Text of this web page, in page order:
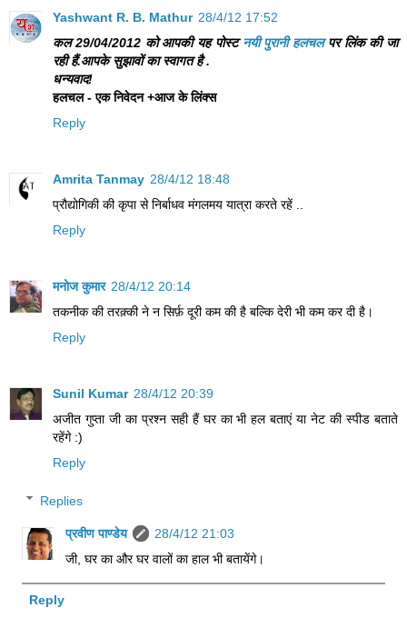
Yashwant R. B. Mathur 28/4/12 17:52
कल 29/04/2012 को आपकी यह पोस्ट नयी पुरानी हलचलपर लिंक की जा
रही हैं.आपके सुझावों का स्वागत है .
धन्यवाद!
हलचल - एक निवेदन +आज के लिंक्स
Reply
Amrita Tanmay 28/4/12 18:48
प्रौद्योगिकी की कृपा से निर्बाधव मंगलमय यात्रा करते रहें ..
Reply
मनोज कुमार 28/4/12 20:14
तकनीक की तरक़्की ने न सिर्फ़ दूरी कम की है बल्कि देरी भी कम कर दी है।
Reply
Sunil Kumar 28/4/12 20:39
अजीत गुप्ता जी का प्रश्न सही हैं घर का भी हल बताएं या नेट की स्पीड बताते
रहेंगे :)
Reply
Replies
प्रवीण पाण्डेय
28/4/12 21:03
जी, घर का और घर वालों का हाल भी बतायेंगे।
Reply